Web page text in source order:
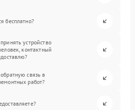
бесплатно?
устройство
контактный
связь в
работ?